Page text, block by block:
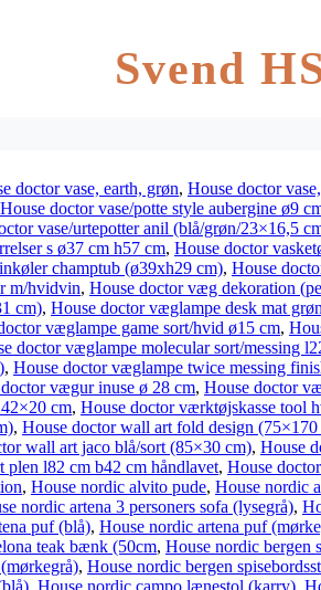
Svend
doctor vase, earth, grøn, House doctor
House doctor vase/potte style aubergine ø9
vase/urtepotter anil (blå/grøn/23×16,5
s ø37 cm h57 cm, House doctor
champtub (ø39xh29 cm), House
m/hvidvin, House doctor væg dekoration
cm), House doctor væglampe desk mat
væglampe game sort/hvid ø15 cm,
doctor væglampe molecular sort/messing
, House doctor væglampe twice messing
vægur inuse ø 28 cm, House doctor
cm, House doctor værktøjskasse tool
, House doctor wall art fold design (75×170
wall art jaco blå/sort (85×30 cm), House
plen l82 cm b42 cm håndlavet, House
, House nordic alvito pude, House nordic
nordic artena 3 personers sofa (lysegrå),
puf (blå), House nordic artena puf
teak bænk (50cm, House nordic bergen
, House nordic bergen
, House nordic campo lænestol (karry),